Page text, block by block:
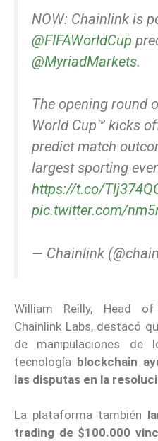
NOW: Chainlink is
@FIFAWorldCup
@MyriadMarkets.
The opening round
World Cup™ kicks
predict match
largest sporting
https://t.co/
pic.twitter.com/
— Chainlink
William Reilly, Head
Chainlink Labs, destacó
de manipulaciones de
tecnología blockchain
las disputas en la
La plataforma también
trading de $100.000